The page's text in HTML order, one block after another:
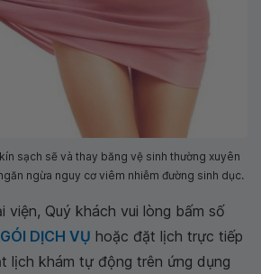
sạch sẽ và thay băng vệ sinh thường xuyên
ngừa nguy cơ viêm nhiễm đường sinh dục.
Quý khách vui lòng bấm số
GÓI DỊCH VỤ hoặc đặt lịch trực tiếp
lịch khám tự động trên ứng dụng